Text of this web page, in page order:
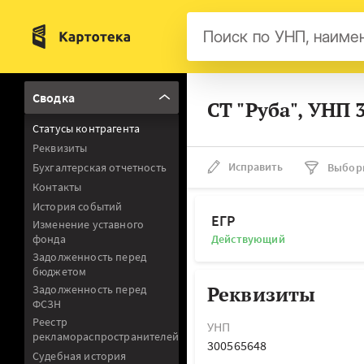
Сводка
Статусы контрагента
Реквизиты
Бухгалтерская отчетность
Контакты
История событий
Изменение уставного
фонда
Задолженность перед
бюджетом
Задолженность перед
ФСЗН
Реестр
рекламораспространителей
Судебная история
СТ "Руба", УНП
Исправить
ЕГР
Действующий
Реквизиты
УНП
300565648